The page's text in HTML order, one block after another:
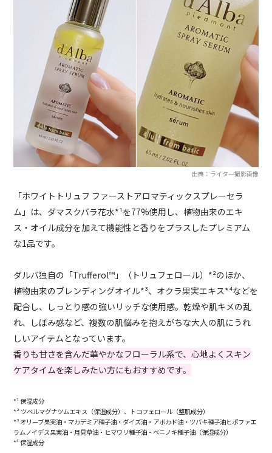
出典：ライター撮影画像
「ホワイトトリュフ ファーストアロマティックスプレーセラ
ム」は、ダマスクバラ花水*¹を77%使用し、植物由来のエキ
ス・オイル成分を加えて機能性と香りをプラスしたプレミアム
な1品です。
ダルバ独自の「Trufferol™️」（トリュフェロール）*²のほか、
植物由来のブレンディングオイル*³、オクラ果実エキス*⁴などを
配合し、しっとり感の強いリッチな使用感。乾燥や肌キメの乱
れ、しぼみ感など、複数の肌悩みを抱えがちな大人の肌にうれ
しいアイテムとなっています。
香りも甘さを含んだ華やかなフローラル系で、心地よくスキン
ケアタイムを楽しみたい方にもおすすめです。
*¹ 保湿成分
*² ツベルマグナツムエキス（保湿成分）、トコフェロール（整肌成分）
*³ オリーブ果実油・マカデミア種子油・ダイズ油・アボカド油・ツバキ種子油ヒポファエ
ラムノイデス果実油・月見草油・ヒマワリ種子油・ベニノキ種子油（保湿成分）
*⁴ 保湿成分